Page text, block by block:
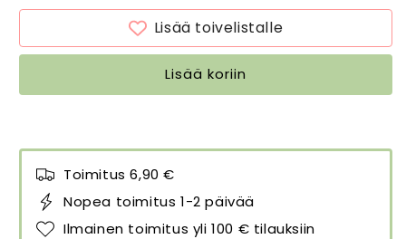
Morris
Vihreä
Morris
Windrush
Vihreä
määrää
Lisää toivelistalle
Lisää koriin
Toimitus 6,90 €
Nopea toimitus 1-2 päivää
Ilmainen toimitus yli 100 € tilauksiin